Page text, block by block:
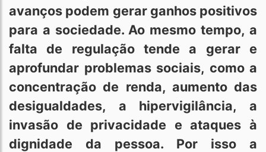
avanços podem gerar ganhos positivos
para a sociedade. Ao mesmo tempo, a
falta de regulação tende a gerar e
aprofundar problemas sociais, como a
concentração de renda, aumento das
desigualdades, a hipervigilância, a
invasão de privacidade e ataques à
dignidade da pessoa. Por isso a